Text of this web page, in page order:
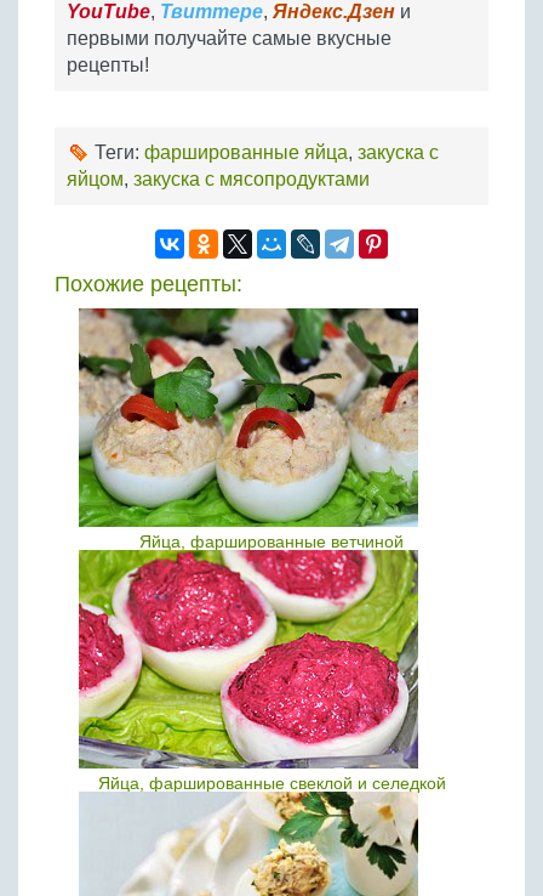
YouTube, Твиттере, Яндекс.Дзен и
первыми получайте самые вкусные
рецепты!
Теги: фаршированные яйца, закуска с
яйцом, закуска с мясопродуктами
Похожие рецепты:
Яйца, фаршированные ветчиной
Яйца, фаршированные свеклой и селедкой